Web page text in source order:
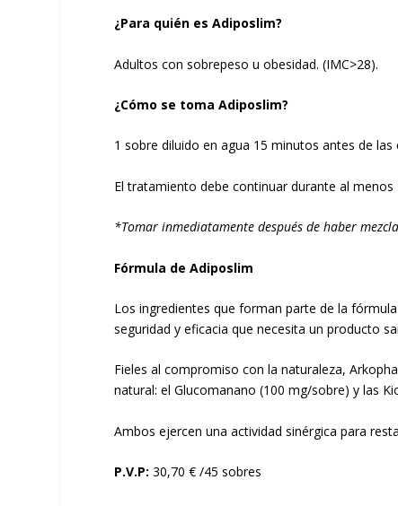
¿Para quién es Adiposlim?
Adultos con sobrepeso u obesidad. (IMC>28).
¿Cómo se toma Adiposlim?
1 sobre diluido en agua 15 minutos antes de
El tratamiento debe continuar durante al menos
*Tomar inmediatamente después de haber
Fórmula de Adiposlim
Los ingredientes que forman parte de la
seguridad y eficacia que necesita un producto
Fieles al compromiso con la naturaleza,
natural: el Glucomanano (100 mg/sobre) y las
Ambos ejercen una actividad sinérgica para
P.V.P: 30,70 € /45 sobres